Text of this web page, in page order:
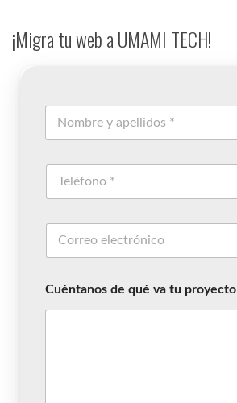
¡Migra tu web a UMAMI TECH!
Cuéntanos de qué va tu proyecto